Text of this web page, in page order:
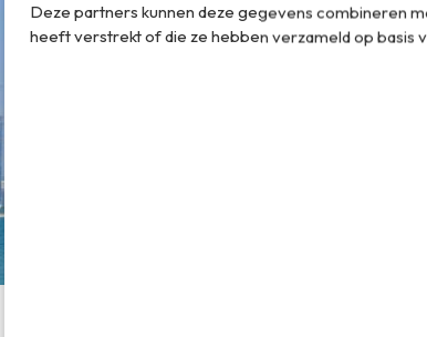
Deze partners kunnen deze gegevens combineren
heeft verstrekt of die ze hebben verzameld op basis